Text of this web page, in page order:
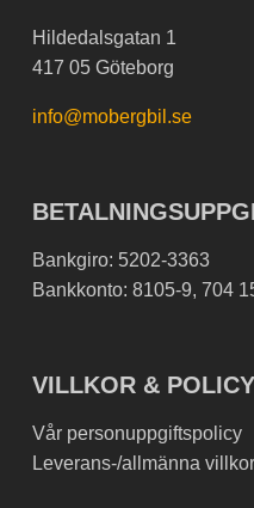
Hildedalsgatan 1
417 05 Göteborg
info@mobergbil.se
Bankgiro: 5202-3363
Bankkonto: 8105-9, 704
VILLKOR &
Vår personuppgiftspolicy
Leverans-/allmänna villkor